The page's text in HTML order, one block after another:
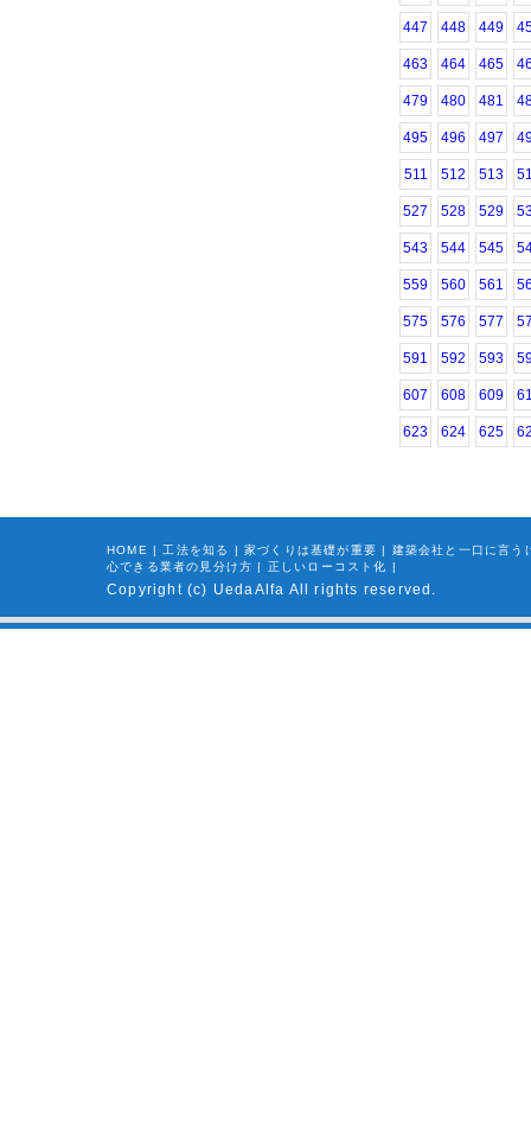
447 448 449
463 464 465
479 480 481
495 496 497
511 512 513
527 528 529
543 544 545
559 560 561
575 576 577
591 592 593
607 608 609
623 624 625
HOME | 工法を知る | 家づくりは基礎が重要 |
建築会社と一口に言う
心できる業者の見分け方 | 正しいローコスト化 |
Copyright (c) UedaAlfa All rights reserved.